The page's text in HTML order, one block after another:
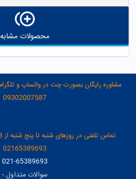
محصولات مشابه
09302007587
02165389693
021-65389693
سوالات متداول-